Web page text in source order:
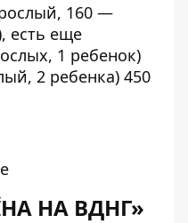
160 —
есть еще
1 ребенок)
2 ребенка) 450
НА ВДНГ»